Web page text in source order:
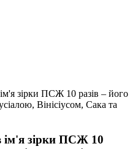
зірки ПСЖ 10 разів – його
Вінісіусом, Сака та
ім'я зірки ПСЖ 10